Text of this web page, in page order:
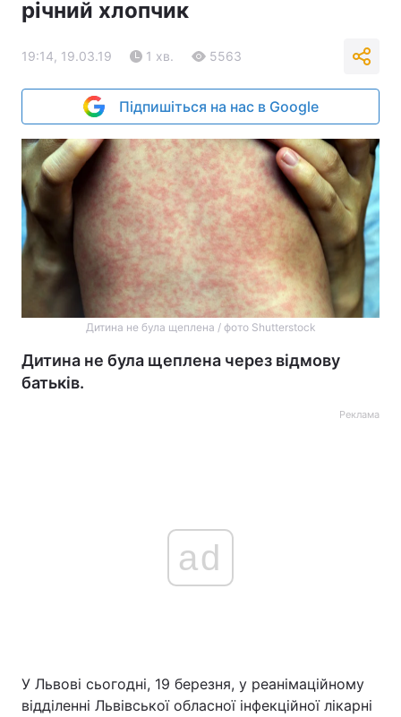
річний хлопчик
19:14, 19.03.19 1 хв. 5563
Підпишіться на нас в Google
Дитина не була щеплена / фото Shutterstock
Дитина не була щеплена через відмову
батьків.
Реклама
ad
У Львові сьогодні, 19 березня, у реанімаційному
відділенні Львівської обласної інфекційної лікарні